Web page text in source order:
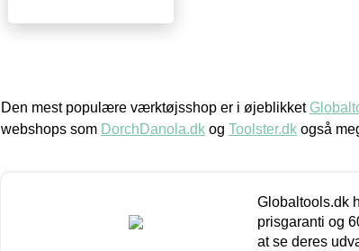
Den mest populære værktøjsshop er i øjeblikket
webshops som DorchDanola.dk og Toolster.dk også
Globaltools.dk
prisgaranti og
at se deres